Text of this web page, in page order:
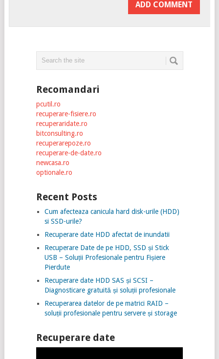
Recomandari
pcutil.ro
recuperare-fisiere.ro
recuperaridate.ro
bitconsulting.ro
recuperarepoze.ro
recuperare-de-date.ro
newcasa.ro
optionale.ro
Recent Posts
Cum afecteaza canicula hard disk-urile (HDD)
si SSD-urile?
Recuperare date HDD afectat de inundatii
Recuperare Date de pe HDD, SSD și Stick
USB – Soluții Profesionale pentru Fișiere
Pierdute
Recuperare date HDD SAS și SCSI –
Diagnosticare gratuită și soluții profesionale
Recuperarea datelor de pe matrici RAID –
soluții profesionale pentru servere și storage
Recuperare date